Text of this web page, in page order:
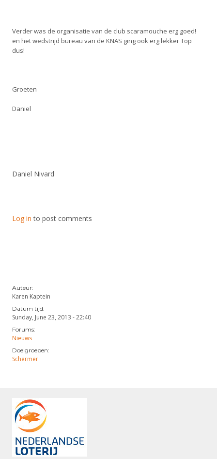
Verder was de organisatie van de club scaramouche erg goed!
en het wedstrijd bureau van de KNAS ging ook erg lekker Top
dus!
Groeten
Daniel
Daniel Nivard
Log in to post comments
Auteur:
Karen Kaptein
Datum tijd:
Sunday, June 23, 2013 - 22:40
Forums:
Nieuws
Doelgroepen:
Schermer